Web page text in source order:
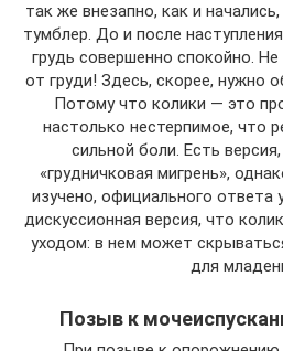
так же внезапно, как и
тумблер. До и после
грудь совершенно спокойно.
от груди! Здесь, скорее, нужно
Потому что колики — это
настолько нестерпимое, что
сильной боли. Есть
«грудничковая мигрень»,
изучено, официального ответа
дискуссионная версия, что
уходом: в нем может
для
Позыв к